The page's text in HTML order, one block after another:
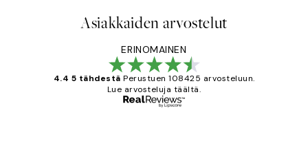
Asiakkaiden arvostelut
ERINOMAINEN
4.4 5 tähdestä Perustuen 108425 arvosteluun.
Lue arvosteluja täältä.